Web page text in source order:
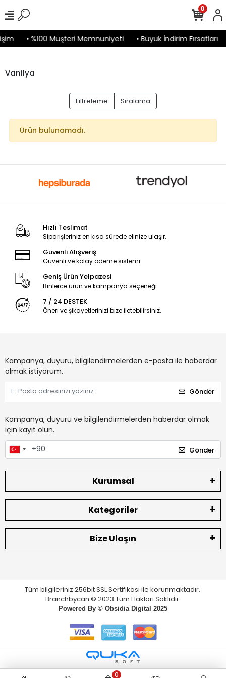
• %100 Müşteri Memnuniyeti • Büyük İndirim Fırsatları
0
Vanilya
Filtreleme Sıralama
Ürün bulunamadı.
Hızlı Teslimat
Siparişleriniz en kısa sürede elinize ulaşır.
Güvenli Alışveriş
Güvenli ve kolay ödeme sistemi
Geniş Ürün Yelpazesi
Binlerce ürün ve kampanya seçeneği
7 / 24 DESTEK
Öneri ve şikayetlerinizi bize iletebilirsiniz.
Kampanya, duyuru, bilgilendirmelerden e-posta ile haberdar
olmak istiyorum.
Gönder
Kampanya, duyuru ve bilgilendirmelerden haberdar olmak
için kayıt olun.
Gönder
Kurumsal
Kategoriler
Bize Ulaşın
Tüm bilgileriniz 256bit SSL Sertifikası ile korunmaktadır.
Branchbycan © 2023 Tüm Hakları Saklıdır.
Powered By © Obsidia Digital 2025
0